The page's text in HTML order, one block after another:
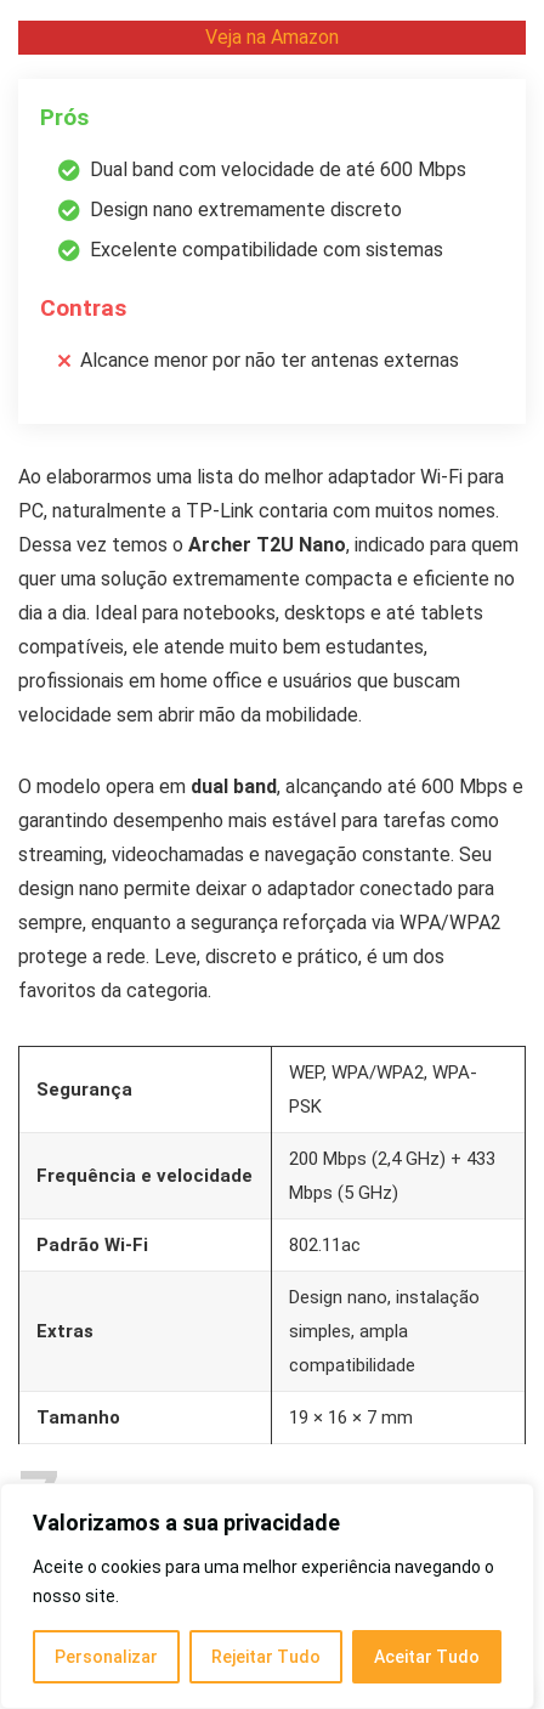
Valorizamos a sua privacidade
Aceite o cookies para uma melhor experiência navegando o
nosso site.
Personalizar Rejeitar Tudo Aceitar Tudo
Veja na Amazon
Prós
Dual band com velocidade de até 600 Mbps
Design nano extremamente discreto
Excelente compatibilidade com sistemas
Contras
Alcance menor por não ter antenas externas
Ao elaborarmos uma lista do melhor adaptador Wi-Fi para
PC, naturalmente a TP-Link contaria com muitos nomes.
Dessa vez temos o Archer T2U Nano, indicado para quem
quer uma solução extremamente compacta e eficiente no
dia a dia. Ideal para notebooks, desktops e até tablets
compatíveis, ele atende muito bem estudantes,
profissionais em home office e usuários que buscam
velocidade sem abrir mão da mobilidade.
O modelo opera em dual band, alcançando até 600 Mbps e
garantindo desempenho mais estável para tarefas como
streaming, videochamadas e navegação constante. Seu
design nano permite deixar o adaptador conectado para
sempre, enquanto a segurança reforçada via WPA/WPA2
protege a rede. Leve, discreto e prático, é um dos
favoritos da categoria.
Segurança
WEP, WPA/WPA2, WPA-
PSK
Frequência e velocidade
200 Mbps (2,4 GHz) + 433
Mbps (5 GHz)
Padrão Wi-Fi 802.11ac
Extras
Design nano, instalação
simples, ampla
compatibilidade
Tamanho 19 × 16 × 7 mm
7
2.4Ghz
o Wi-Fi do notebook.